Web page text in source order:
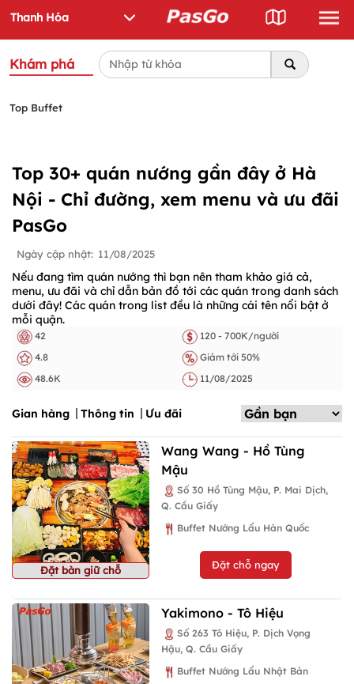
Khám phá
Top Buffet
Top 30+ quán nướng gần đây ở Hà
Nội - Chỉ đường, xem menu và ưu đãi
PasGo
Ngày cập nhật: 11/08/2025
Nếu đang tìm quán nướng thì bạn nên tham khảo giá cả,
menu, ưu đãi và chỉ dẫn bản đồ tới các quán trong danh sách
dưới đây! Các quán trong list đều là những cái tên nổi bật ở
mỗi quận.
42
120 - 700K/người
4.8
Giảm tới 50%
48.6K
11/08/2025
Gian hàng Thông tin Ưu đãi
Đặt bàn giữ chỗ
Wang Wang - Hồ Tùng
Mậu
Số 30 Hồ Tùng Mậu, P. Mai Dịch,
Q. Cầu Giấy
Buffet Nướng Lẩu Hàn Quốc
Đặt chỗ ngay
Yakimono - Tô Hiệu
Số 263 Tô Hiệu, P. Dịch Vọng
Hậu, Q. Cầu Giấy
Buffet Nướng Lẩu Nhật Bản